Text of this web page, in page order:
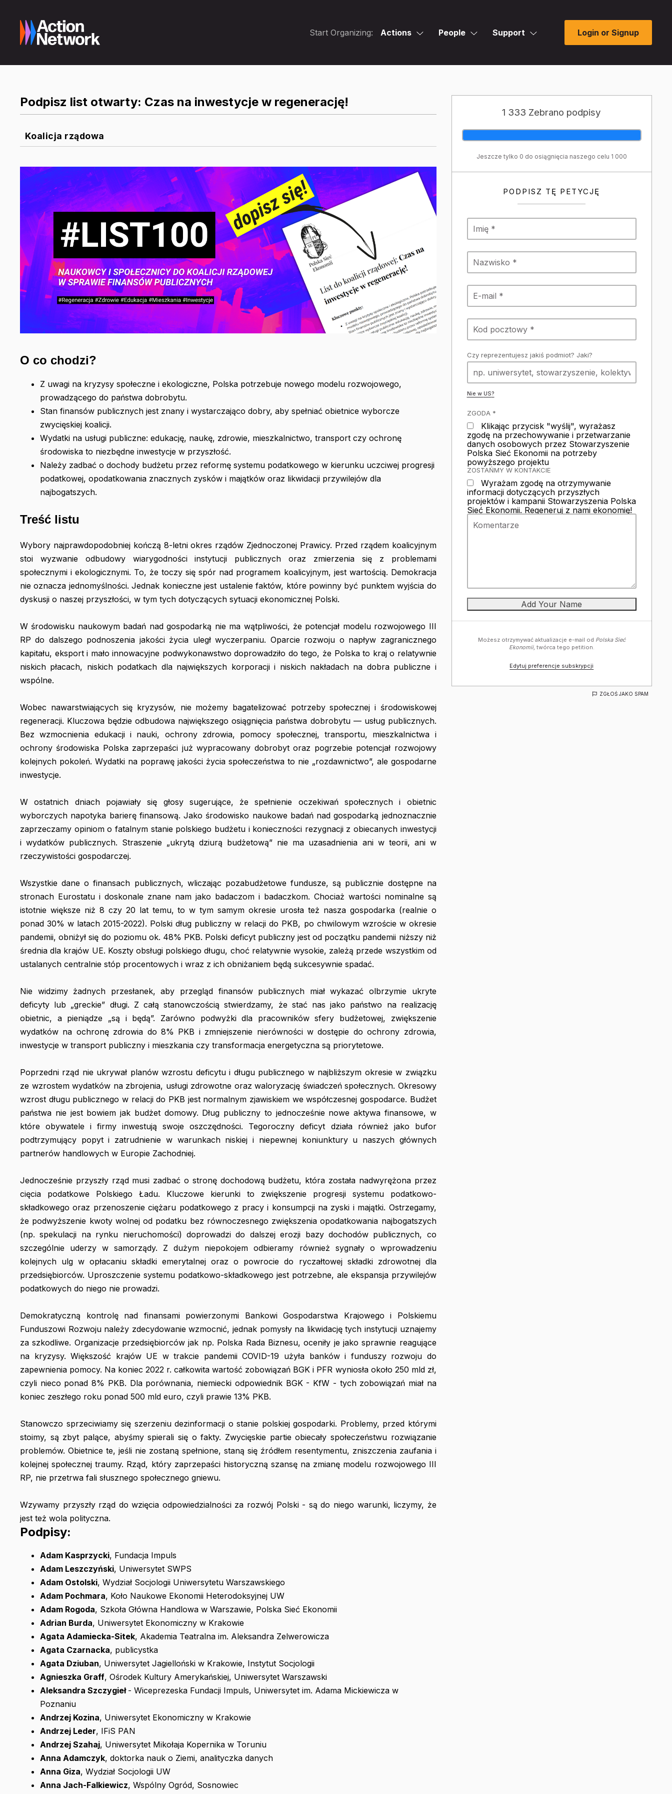
Start Organizing: Actions People Support Login or Signup
1 333 Zebrano podpisy
Jeszcze tylko 0 do osiągnięcia naszego celu 1 000
PODPISZ TĘ PETYCJĘ
Czy reprezentujesz jakiś podmiot? Jaki?
Nie w US?
ZGODA *
Klikając przycisk "wyślij", wyrażasz
zgodę na przechowywanie i przetwarzanie
danych osobowych przez Stowarzyszenie
Polska Sieć Ekonomii na potrzeby
powyższego projektu
ZOSTAŃMY W KONTAKCIE
Wyrażam zgodę na otrzymywanie
informacji dotyczących przyszłych
projektów i kampanii Stowarzyszenia Polska
Sieć Ekonomii. Regeneruj z nami ekonomię!
Możesz otrzymywać aktualizacje e-mail od Polska Sieć
Ekonomii,twórca tego petition.
Edytuj preferencje subskrypcji
ZGŁOŚ JAKO SPAM
Podpisz list otwarty: Czas na inwestycje w regenerację!
Koalicja rządowa
O co chodzi?
Z uwagi na kryzysy społeczne i ekologiczne, Polska potrzebuje nowego modelu rozwojowego,
prowadzącego do państwa dobrobytu.
Stan finansów publicznych jest znany i wystarczająco dobry, aby spełniać obietnice wyborcze
zwycięskiej koalicji.
Wydatki na usługi publiczne: edukację, naukę, zdrowie, mieszkalnictwo, transport czy ochronę
środowiska to niezbędne inwestycje w przyszłość.
Należy zadbać o dochody budżetu przez reformę systemu podatkowego w kierunku uczciwej progresji
podatkowej, opodatkowania znacznych zysków i majątków oraz likwidacji przywilejów dla
najbogatszych.
Treść listu
Wybory najprawdopodobniej kończą 8-letni okres rządów Zjednoczonej Prawicy. Przed rządem koalicyjnym
stoi wyzwanie odbudowy wiarygodności instytucji publicznych oraz zmierzenia się z problemami
społecznymi i ekologicznymi. To, że toczy się spór nad programem koalicyjnym, jest wartością. Demokracja
nie oznacza jednomyślności. Jednak konieczne jest ustalenie faktów, które powinny być punktem wyjścia do
dyskusji o naszej przyszłości, w tym tych dotyczących sytuacji ekonomicznej Polski.
W środowisku naukowym badań nad gospodarką nie ma wątpliwości, że potencjał modelu rozwojowego III
RP do dalszego podnoszenia jakości życia uległ wyczerpaniu. Oparcie rozwoju o napływ zagranicznego
kapitału, eksport i mało innowacyjne podwykonawstwo doprowadziło do tego, że Polska to kraj o relatywnie
niskich płacach, niskich podatkach dla największych korporacji i niskich nakładach na dobra publiczne i
wspólne.
Wobec nawarstwiających się kryzysów, nie możemy bagatelizować potrzeby społecznej i środowiskowej
regeneracji. Kluczowa będzie odbudowa największego osiągnięcia państwa dobrobytu — usług publicznych.
Bez wzmocnienia edukacji i nauki, ochrony zdrowia, pomocy społecznej, transportu, mieszkalnictwa i
ochrony środowiska Polska zaprzepaści już wypracowany dobrobyt oraz pogrzebie potencjał rozwojowy
kolejnych pokoleń. Wydatki na poprawę jakości życia społeczeństwa to nie „rozdawnictwo”, ale gospodarne
inwestycje.
W ostatnich dniach pojawiały się głosy sugerujące, że spełnienie oczekiwań społecznych i obietnic
wyborczych napotyka barierę finansową. Jako środowisko naukowe badań nad gospodarką jednoznacznie
zaprzeczamy opiniom o fatalnym stanie polskiego budżetu i konieczności rezygnacji z obiecanych inwestycji
i wydatków publicznych. Straszenie „ukrytą dziurą budżetową” nie ma uzasadnienia ani w teorii, ani w
rzeczywistości gospodarczej.
Wszystkie dane o finansach publicznych, wliczając pozabudżetowe fundusze, są publicznie dostępne na
stronach Eurostatu i doskonale znane nam jako badaczom i badaczkom. Chociaż wartości nominalne są
istotnie większe niż 8 czy 20 lat temu, to w tym samym okresie urosła też nasza gospodarka (realnie o
ponad 30% w latach 2015-2022). Polski dług publiczny w relacji do PKB, po chwilowym wzroście w okresie
pandemii, obniżył się do poziomu ok. 48% PKB. Polski deficyt publiczny jest od początku pandemii niższy niż
średnia dla krajów UE. Koszty obsługi polskiego długu, choć relatywnie wysokie, zależą przede wszystkim od
ustalanych centralnie stóp procentowych i wraz z ich obniżaniem będą sukcesywnie spadać.
Nie widzimy żadnych przesłanek, aby przegląd finansów publicznych miał wykazać olbrzymie ukryte
deficyty lub „greckie” długi. Z całą stanowczością stwierdzamy, że stać nas jako państwo na realizację
obietnic, a pieniądze „są i będą”. Zarówno podwyżki dla pracowników sfery budżetowej, zwiększenie
wydatków na ochronę zdrowia do 8% PKB i zmniejszenie nierówności w dostępie do ochrony zdrowia,
inwestycje w transport publiczny i mieszkania czy transformacja energetyczna są priorytetowe.
Poprzedni rząd nie ukrywał planów wzrostu deficytu i długu publicznego w najbliższym okresie w związku
ze wzrostem wydatków na zbrojenia, usługi zdrowotne oraz waloryzację świadczeń społecznych. Okresowy
wzrost długu publicznego w relacji do PKB jest normalnym zjawiskiem we współczesnej gospodarce. Budżet
państwa nie jest bowiem jak budżet domowy. Dług publiczny to jednocześnie nowe aktywa finansowe, w
które obywatele i firmy inwestują swoje oszczędności. Tegoroczny deficyt działa również jako bufor
podtrzymujący popyt i zatrudnienie w warunkach niskiej i niepewnej koniunktury u naszych głównych
partnerów handlowych w Europie Zachodniej.
Jednocześnie przyszły rząd musi zadbać o stronę dochodową budżetu, która została nadwyrężona przez
cięcia podatkowe Polskiego Ładu. Kluczowe kierunki to zwiększenie progresji systemu podatkowo-
składkowego oraz przenoszenie ciężaru podatkowego z pracy i konsumpcji na zyski i majątki. Ostrzegamy,
że podwyższenie kwoty wolnej od podatku bez równoczesnego zwiększenia opodatkowania najbogatszych
(np. spekulacji na rynku nieruchomości) doprowadzi do dalszej erozji bazy dochodów publicznych, co
szczególnie uderzy w samorządy. Z dużym niepokojem odbieramy również sygnały o wprowadzeniu
kolejnych ulg w opłacaniu składki emerytalnej oraz o powrocie do ryczałtowej składki zdrowotnej dla
przedsiębiorców. Uproszczenie systemu podatkowo-składkowego jest potrzebne, ale ekspansja przywilejów
podatkowych do niego nie prowadzi.
Demokratyczną kontrolę nad finansami powierzonymi Bankowi Gospodarstwa Krajowego i Polskiemu
Funduszowi Rozwoju należy zdecydowanie wzmocnić, jednak pomysły na likwidację tych instytucji uznajemy
za szkodliwe. Organizacje przedsiębiorców jak np. Polska Rada Biznesu, oceniły je jako sprawnie reagujące
na kryzysy. Większość krajów UE w trakcie pandemii COVID-19 użyła banków i funduszy rozwoju do
zapewnienia pomocy. Na koniec 2022 r. całkowita wartość zobowiązań BGK i PFR wyniosła około 250 mld zł,
czyli nieco ponad 8% PKB. Dla porównania, niemiecki odpowiednik BGK - KfW - tych zobowiązań miał na
koniec zeszłego roku ponad 500 mld euro, czyli prawie 13% PKB.
Stanowczo sprzeciwiamy się szerzeniu dezinformacji o stanie polskiej gospodarki. Problemy, przed którymi
stoimy, są zbyt palące, abyśmy spierali się o fakty. Zwycięskie partie obiecały społeczeństwu rozwiązanie
problemów. Obietnice te, jeśli nie zostaną spełnione, staną się źródłem resentymentu, zniszczenia zaufania i
kolejnej społecznej traumy. Rząd, który zaprzepaści historyczną szansę na zmianę modelu rozwojowego III
RP, nie przetrwa fali słusznego społecznego gniewu.
Wzywamy przyszły rząd do wzięcia odpowiedzialności za rozwój Polski - są do niego warunki, liczymy, że
jest też wola polityczna.
Podpisy:
Adam Kasprzycki, Fundacja Impuls
Adam Leszczyński, Uniwersytet SWPS
Adam Ostolski, Wydział Socjologii Uniwersytetu Warszawskiego
Adam Pochmara, Koło Naukowe Ekonomii Heterodoksyjnej UW
Adam Rogoda, Szkoła Główna Handlowa w Warszawie, Polska Sieć Ekonomii
Adrian Burda, Uniwersytet Ekonomiczny w Krakowie
Agata Adamiecka-Sitek, Akademia Teatralna im. Aleksandra Zelwerowicza
Agata Czarnacka, publicystka
Agata Dziuban, Uniwersytet Jagielloński w Krakowie, Instytut Socjologii
Agnieszka Graff, Ośrodek Kultury Amerykańskiej, Uniwersytet Warszawski
Aleksandra Szczygieł - Wiceprezeska Fundacji Impuls, Uniwersytet im. Adama Mickiewicza w
Poznaniu
Andrzej Kozina, Uniwersytet Ekonomiczny w Krakowie
Andrzej Leder, IFiS PAN
Andrzej Szahaj, Uniwersytet Mikołaja Kopernika w Toruniu
Anna Adamczyk, doktorka nauk o Ziemi, analityczka danych
Anna Giza, Wydział Socjologii UW
Anna Jach-Falkiewicz, Wspólny Ogród, Sosnowiec